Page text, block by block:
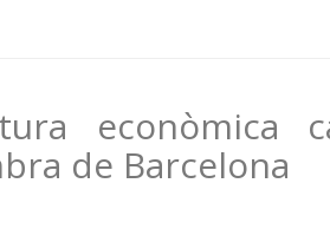
econòmica
de Barcelona